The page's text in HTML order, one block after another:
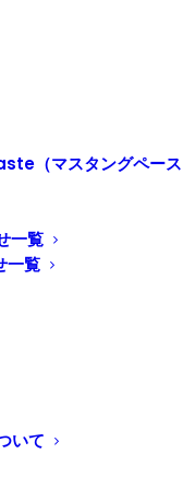
（マスタングペース
一覧
一覧
いて